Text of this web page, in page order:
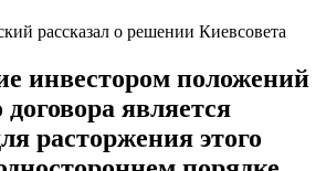
рассказал о решении Киевсовета
инвестором положений
договора является
расторжения этого